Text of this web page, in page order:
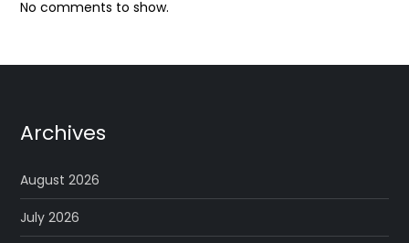
No comments to show.
Archives
August 2026
July 2026